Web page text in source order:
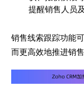
提醒销售人员
销售线索跟踪功能
而更高效地推进销售